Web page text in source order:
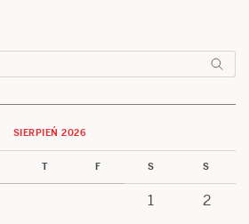
SIERPIEŃ 2026
T F S S
1
2